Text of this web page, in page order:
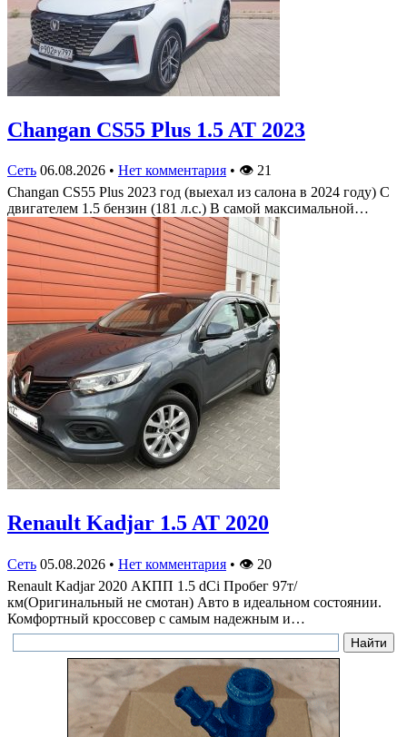
Changan CS55 Plus 1.5 AT 2023
Сеть 06.08.2026 • Нет комментария • 👁 21
Changan CS55 Plus 2023 год (выехал из салона в 2024 году) С
двигателем 1.5 бензин (181 л.с.) В самой максимальной…
Renault Kadjar 1.5 AT 2020
Сеть 05.08.2026 • Нет комментария • 👁 20
Renault Kadjar 2020 АКПП 1.5 dCi Пробег 97т/
км(Оригинальный не смотан) Авто в идеальном состоянии.
Комфортный кроссовер с самым надежным и…